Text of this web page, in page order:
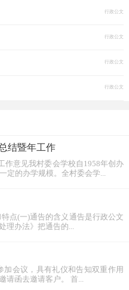
行政公文
行政公文
行政公文
行政公文
结暨年工作
作意见我村委会学校自1958年创办
定的办学规模。全村委会学...
点(一)通告的含义通告是行政公文
理办法》把通告的...
会议，具有礼仪和告知双重作用
请函去邀请客户。 首...